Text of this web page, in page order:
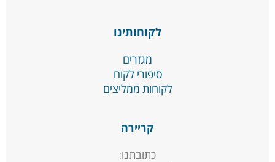
לקוחותינו
מגזרים
סיפורי לקוח
לקוחות ממליצים
קריירה
כתובתנו: